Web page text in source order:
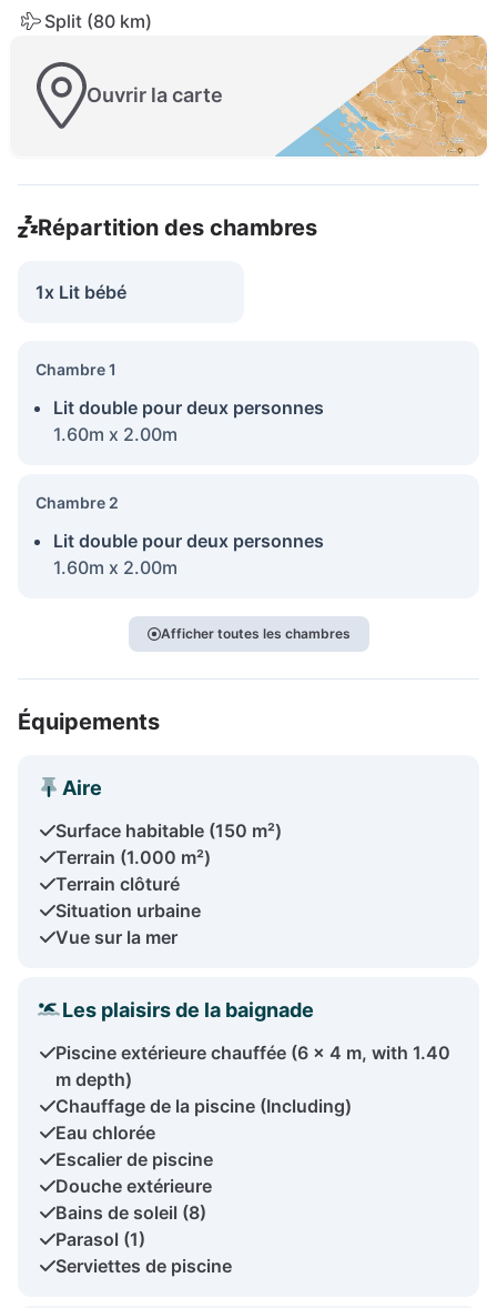
Split (80 km)
Ouvrir la carte
Répartition des chambres
1x Lit bébé
Chambre 1
Lit double pour deux personnes
1.60m x 2.00m
Chambre 2
Lit double pour deux personnes
1.60m x 2.00m
Afficher toutes les chambres
Équipements
Aire
Surface habitable (150 m²)
Terrain (1.000 m²)
Terrain clôturé
Situation urbaine
Vue sur la mer
Les plaisirs de la baignade
Piscine extérieure chauffée (6 x 4 m, with 1.40
m depth)
Chauffage de la piscine (Including)
Eau chlorée
Escalier de piscine
Douche extérieure
Bains de soleil (8)
Parasol (1)
Serviettes de piscine